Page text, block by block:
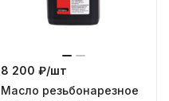
8 200 ₽/шт
Масло резьбонарезное